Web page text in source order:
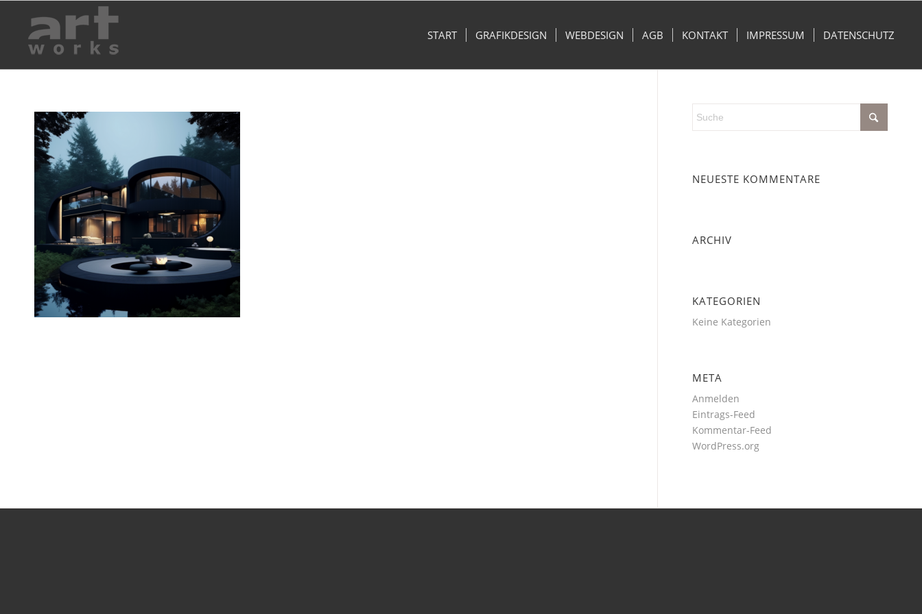
START GRAFIKDESIGN WEBDESIGN AGB KONTAKT IMPRESSUM DATENSCHUTZ
NEUESTE KOMMENTARE
ARCHIV
KATEGORIEN
Keine Kategorien
META
Anmelden
Eintrags-Feed
Kommentar-Feed
WordPress.org